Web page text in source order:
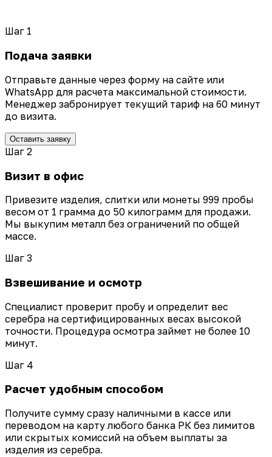
Шаг 1
Подача заявки
Отправьте данные через форму на сайте или
WhatsApp для расчета максимальной стоимости.
Менеджер забронирует текущий тариф на 60 минут
до визита.
Оставить заявку
Шаг 2
Визит в офис
Привезите изделия, слитки или монеты 999 пробы
весом от 1 грамма до 50 килограмм для продажи.
Мы выкупим металл без ограничений по общей
массе.
Шаг 3
Взвешивание и осмотр
Специалист проверит пробу и определит вес
серебра на сертифицированных весах высокой
точности. Процедура осмотра займет не более 10
минут.
Шаг 4
Расчет удобным способом
Получите сумму сразу наличными в кассе или
переводом на карту любого банка РК без лимитов
или скрытых комиссий на объем выплаты за
изделия из серебра.